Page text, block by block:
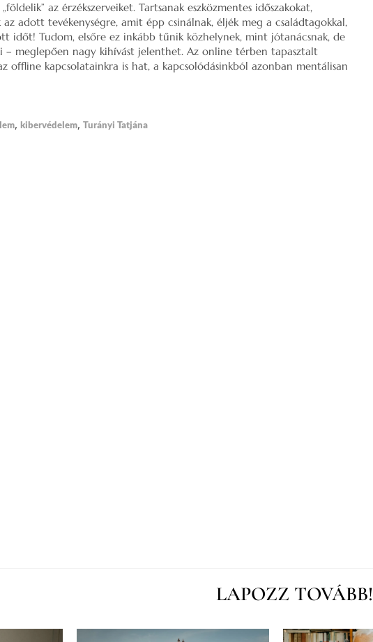
az érzékszerveiket. Tartsanak eszközmentes időszakokat,
adott tevékenységre, amit épp csinálnak, éljék meg a családtagokkal,
időt! Tudom, elsőre ez inkább tűnik közhelynek, mint jótanácsnak, de
– meglepően nagy kihívást jelenthet. Az online térben tapasztalt
offline kapcsolatainkra is hat, a kapcsolódásinkból azonban mentálisan
, kibervédelem, Turányi Tatjána
LAPOZZ TOVÁBB!